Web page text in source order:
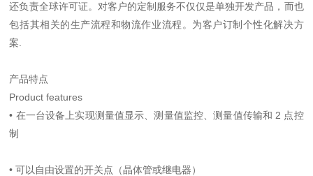
还负责全球许可证。对客户的定制服务不仅仅是单独开发产品，而也
包括其相关的生产流程和物流作业流程。为客户订制个性化解决方
案.
产品特点
Product features
• 在一台设备上实现测量值显示、测量值监控、测量值传输和 2 点控
制
•可以自由设置的开关点（晶体管或继电器）